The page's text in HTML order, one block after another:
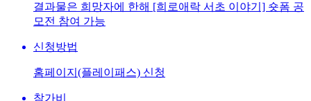
결과물은 희망자에 한해 [희로애락 서초 이야기] 숏폼 공
모전 참여 가능
신청방법
홈페이지(플레이패스) 신청
참가비